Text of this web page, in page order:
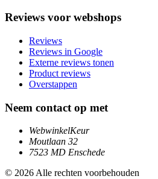
Reviews voor webshops
Reviews
Reviews in Google
Externe reviews tonen
Product reviews
Overstappen
Neem contact op met
WebwinkelKeur
Moutlaan 32
7523 MD Enschede
© 2026 Alle rechten voorbehouden